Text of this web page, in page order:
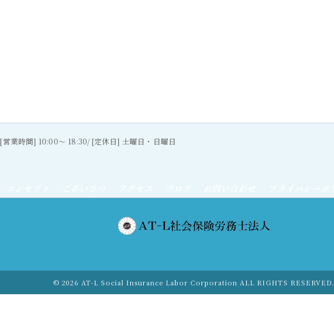
[営業時間] 10:00〜 18:30/ [定休日] 土曜日・日曜日
© 2026 AT-L Social Insurance Labor Corporation ALL RIGHTS RESERVED.